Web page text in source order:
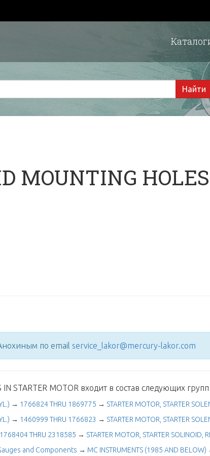
Найти
MOUNTING
по email service_lakor@mercury-lakor.com
IN STARTER MOTOR входит в состав следующих
→ 1766824 THRU 1869775 → STARTER MOTOR, STARTER
→ 1460999 THRU 1766823 → STARTER MOTOR, STARTER
1768404 THRU 2318585 → STARTER MOTOR, STARTER SOLINOID,
and Components → MC INSTRUMENTS (1985 AND BELOW)